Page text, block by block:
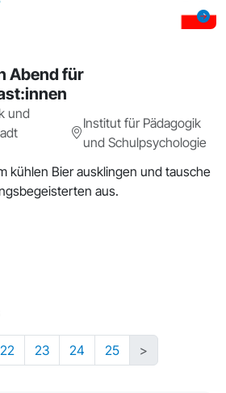
Abend für
und
Institut für Pädagogik
und Schulpsychologie
kühlen Bier ausklingen und tausche
aus.
22 23 24 25 >